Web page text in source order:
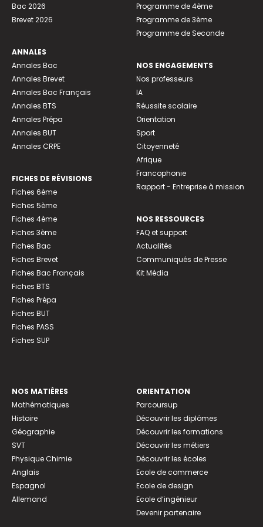
Bac 2026
Brevet 2026
ANNALES
Annales Bac
Annales Brevet
Annales Bac Français
Annales BTS
Annales Prépa
Annales BUT
Annales CRPE
FICHES DE RÉVISIONS
Fiches 6ème
Fiches 5ème
Fiches 4ème
Fiches 3ème
Fiches Bac
Fiches Brevet
Fiches Bac Français
Fiches BTS
Fiches Prépa
Fiches BUT
Fiches PASS
Fiches SUP
Programme de 4ème
Programme de 3ème
Programme de Seconde
NOS ENGAGEMENTS
Nos professeurs
IA
Réussite scolaire
Orientation
Sport
Citoyenneté
Afrique
Francophonie
Rapport - Entreprise à mission
NOS RESSOURCES
FAQ et support
Actualités
Communiqués de Presse
Kit Média
NOS MATIÈRES
Mathématiques
Histoire
Géographie
SVT
Physique Chimie
Anglais
Espagnol
Allemand
ORIENTATION
Parcoursup
Découvrir les diplômes
Découvrir les formations
Découvrir les métiers
Découvrir les écoles
Ecole de commerce
Ecole de design
Ecole d’ingénieur
Devenir partenaire